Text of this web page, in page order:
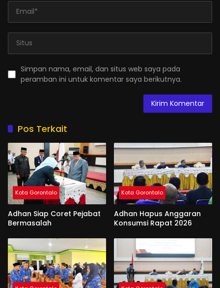
Simpan nama, email, dan situs web saya pada
peramban ini untuk komentar saya berikutnya.
Pos Terkait
Kota Gorontalo
Adhan Siap Coret Pejabat
Bermasalah
Kota Gorontalo
Adhan Hapus Anggaran
Konsumsi Rapat 2026